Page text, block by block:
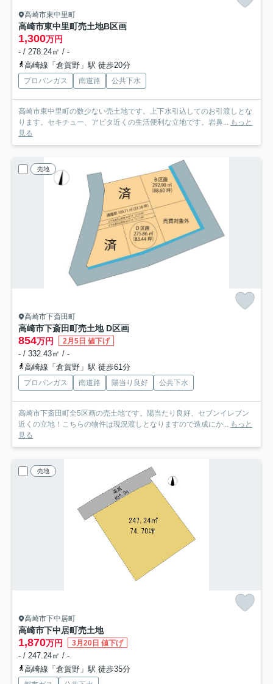
高崎市東中里町
高崎市東中里町売土地B区画
1,300万円
- / 278.24㎡ / -
高崎線「倉賀野」駅 徒歩20分
プロパンガス 南道路 公共下水
高崎市東中里町の数少ない売土地です。上下水引込してのお引渡しとな
ります。セキチュー、アピタ近くの生活便利な立地です。岩鼻... もっと
見る
売地
高崎市下斎田町
高崎市下斎田町売土地 D区画
854万円 2月5日 値下げ
- / 332.43㎡ / -
高崎線「倉賀野」駅 徒歩61分
プロパンガス 南道路 陽当り良好 公共下水
高崎市下斎田町全5区画の売土地です。陽当たり良好、セブンイレブン
近くの立地！こちらの物件は現況渡しとなりますので造成にか... もっと
見る
売地
高崎市下中居町
高崎市下中居町売土地
1,870万円 3月20日 値下げ
- / 247.24㎡ / -
高崎線「倉賀野」駅 徒歩35分